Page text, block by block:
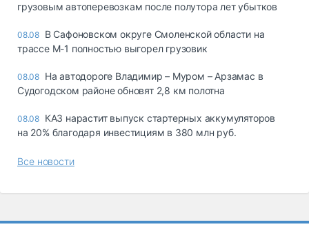
грузовым автоперевозкам после полутора лет убытков
08.08 В Сафоновском округе Смоленской области на
трассе М-1 полностью выгорел грузовик
08.08 На автодороге Владимир – Муром – Арзамас в
Судогодском районе обновят 2,8 км полотна
08.08 КАЗ нарастит выпуск стартерных аккумуляторов
на 20% благодаря инвестициям в 380 млн руб.
Все новости